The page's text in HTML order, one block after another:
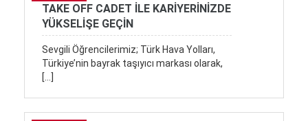
TAKE OFF CADET İLE KARİYERİNİZDE
YÜKSELİŞE GEÇİN
Sevgili Öğrencilerimiz; Türk Hava Yolları,
Türkiye’nin bayrak taşıyıcı markası olarak,
[…]